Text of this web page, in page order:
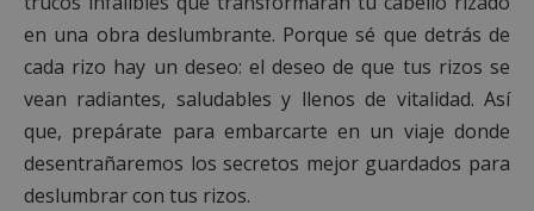
en una obra deslumbrante. Porque sé que detrás de
cada rizo hay un deseo: el deseo de que tus rizos se
vean radiantes, saludables y llenos de vitalidad. Así
que, prepárate para embarcarte en un viaje donde
desentrañaremos los secretos mejor guardados para
deslumbrar con tus rizos.